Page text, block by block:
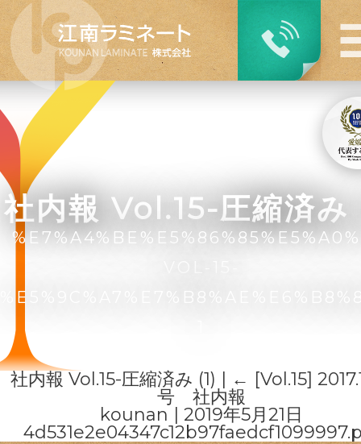
社内報 Vol.15-圧縮済み
社内報 Vol.15-圧縮済み (1) ← [Vol.15]
号 社内報
kounan
2019年5月21日